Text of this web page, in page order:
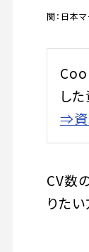
関：日本
し
⇒資
CV数
りた